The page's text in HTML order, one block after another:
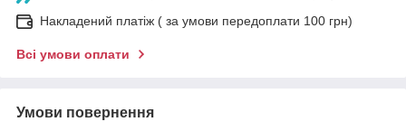
Накладений платіж ( за умови передоплати 100 грн)
Всі умови оплати
Умови повернення